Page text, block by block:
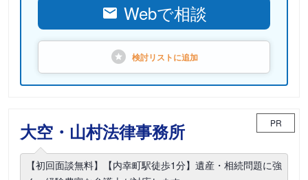
Webで相談
検討リストに追加
大空・山村法律事務所 PR
【初回面談無料】【内幸町駅徒歩1分】遺産・相続問題に強